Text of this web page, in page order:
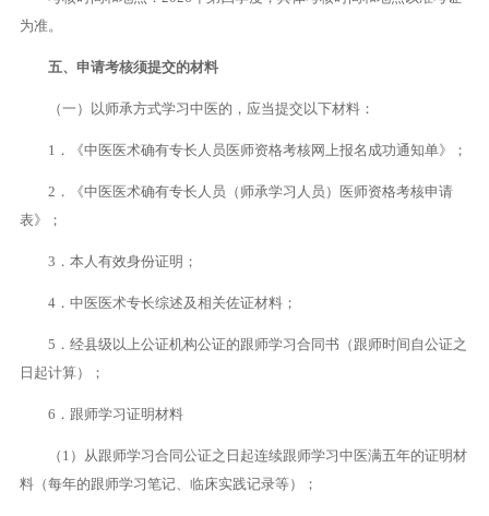
为准。
五、申请考核须提交的材料
（一）以师承方式学习中医的，应当提交以下材料：
1．《中医医术确有专长人员医师资格考核网上报名成功通知单》；
2．《中医医术确有专长人员（师承学习人员）医师资格考核申请
表》；
3．本人有效身份证明；
4．中医医术专长综述及相关佐证材料；
5．经县级以上公证机构公证的跟师学习合同书（跟师时间自公证之
日起计算）；
6．跟师学习证明材料
（1）从跟师学习合同公证之日起连续跟师学习中医满五年的证明材
料（每年的跟师学习笔记、临床实践记录等）；